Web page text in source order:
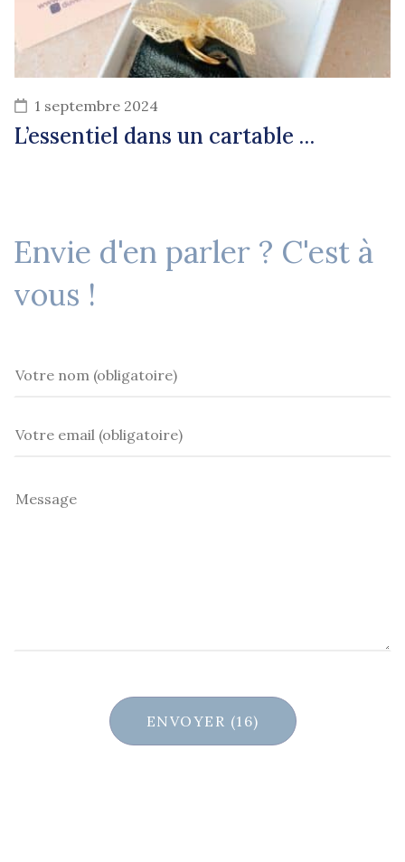
1 septembre 2024
L’essentiel dans un cartable …
Envie d'en parler ? C'est à
vous !